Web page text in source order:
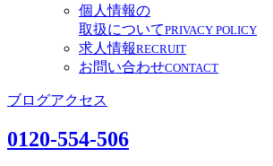
個人情報の
取扱についてPRIVACY POLICY
求人情報RECRUIT
お問い合わせCONTACT
ブログアクセス
0120-554-506